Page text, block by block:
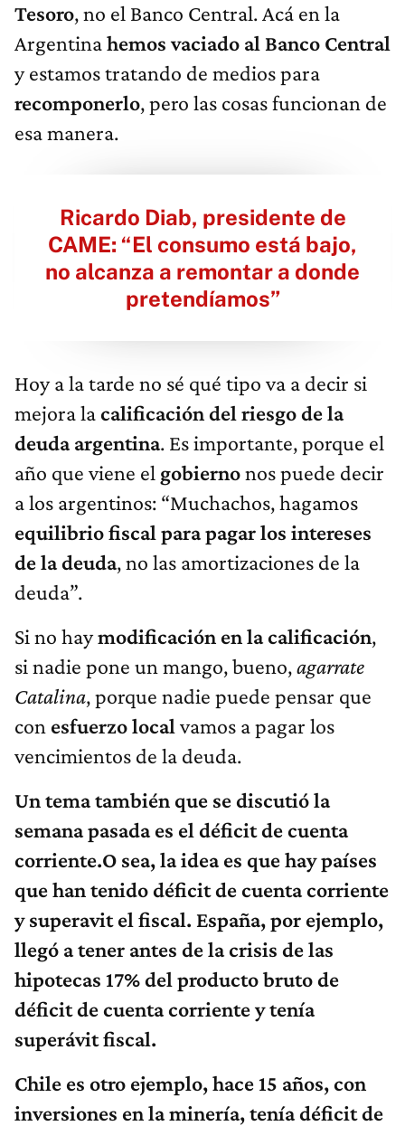
Tesoro, no el Banco Central. Acá en la
Argentinahemos vaciado al Banco Central
y estamos tratando de medios para
recomponerlo, pero las cosas funcionan de
esa manera.
Ricardo Diab, presidente de
CAME: “El consumo está bajo,
no alcanza a remontar a donde
pretendíamos”
Hoy a la tarde no sé qué tipo va a decir si
mejora lacalificación del riesgo de la
deuda argentina. Es importante, porque el
año que viene el gobiernonos puede decir
a los argentinos: “Muchachos, hagamos
equilibrio fiscal para pagar los intereses
de la deuda, no las amortizaciones de la
deuda”.
Si no haymodificación en la calificación,
si nadie pone un mango, bueno,agarrate
Catalina, porque nadie puede pensar que
con esfuerzo local vamos a pagar los
vencimientos de la deuda.
Un tema también que se discutió la
semana pasada es el déficit de cuenta
corriente.O sea, la idea es que hay países
que han tenido déficit de cuenta corriente
y superavit el fiscal. España, por ejemplo,
llegó a tener antes de la crisis de las
hipotecas 17% del producto bruto de
déficit de cuenta corriente y tenía
superávit fiscal.
Chile es otro ejemplo, hace 15 años, con
inversiones en la minería, tenía déficit de